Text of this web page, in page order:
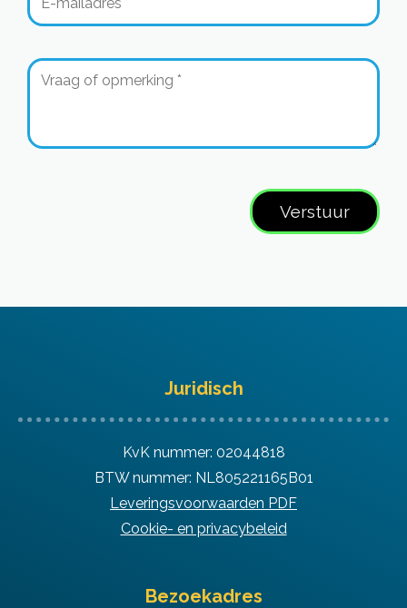
Juridisch
KvK nummer: 02044818
BTW nummer: NL805221165B01
Leveringsvoorwaarden PDF
Cookie- en privacybeleid
Bezoekadres